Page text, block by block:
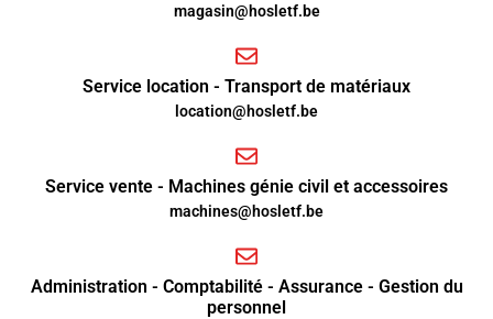
magasin@hosletf.be
Service location - Transport de matériaux
location@hosletf.be
Service vente - Machines génie civil et accessoires
machines@hosletf.be
Administration - Comptabilité - Assurance - Gestion du
personnel